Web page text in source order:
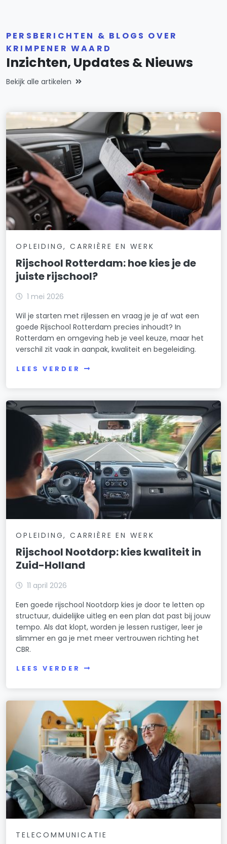
PERSBERICHTEN & BLOGS OVER
KRIMPENER WAARD
Inzichten, Updates & Nieuws
Bekijk alle artikelen
OPLEIDING, CARRIÈRE EN WERK
Rijschool Rotterdam: hoe kies je de
juiste rijschool?
1 mei 2026
Wil je starten met rijlessen en vraag je je af wat een
goede Rijschool Rotterdam precies inhoudt? In
Rotterdam en omgeving heb je veel keuze, maar het
verschil zit vaak in aanpak, kwaliteit en begeleiding.
LEES VERDER
OPLEIDING, CARRIÈRE EN WERK
Rijschool Nootdorp: kies kwaliteit in
Zuid-Holland
11 april 2026
Een goede rijschool Nootdorp kies je door te letten op
structuur, duidelijke uitleg en een plan dat past bij jouw
tempo. Als dat klopt, worden je lessen rustiger, leer je
slimmer en ga je met meer vertrouwen richting het
CBR.
LEES VERDER
TELECOMMUNICATIE